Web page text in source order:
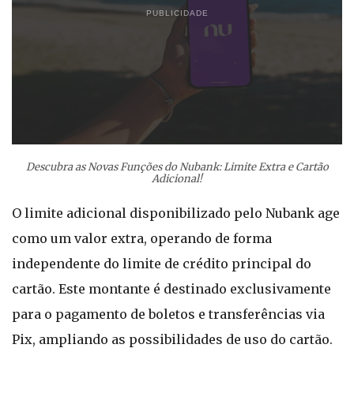
PUBLICIDADE
Descubra as Novas Funções do Nubank: Limite Extra e Cartão
Adicional!
O limite adicional disponibilizado pelo Nubank age
como um valor extra, operando de forma
independente do limite de crédito principal do
cartão. Este montante é destinado exclusivamente
para o pagamento de boletos e transferências via
Pix, ampliando as possibilidades de uso do cartão.